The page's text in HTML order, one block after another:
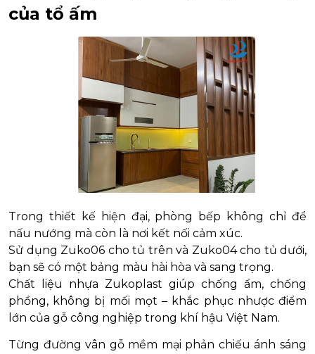
của tổ ấm
Trong thiết kế hiện đại, phòng bếp không chỉ để
nấu nướng mà còn là nơi kết nối cảm xúc.
Sử dụng Zuko06 cho tủ trên và Zuko04 cho tủ dưới,
bạn sẽ có một bảng màu hài hòa và sang trọng.
Chất liệu nhựa Zukoplast giúp chống ẩm, chống
phồng, không bị mối mọt – khắc phục nhược điểm
lớn của gỗ công nghiệp trong khí hậu Việt Nam.
Từng đường vân gỗ mềm mại phản chiếu ánh sáng